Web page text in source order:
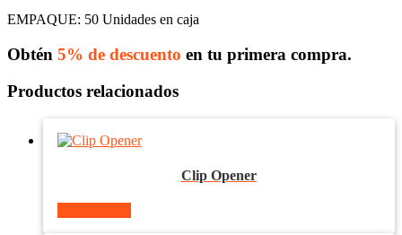
EMPAQUE: 50 Unidades en caja
Obtén 5% de descuento en tu primera compra.
Productos relacionados
Clip Opener